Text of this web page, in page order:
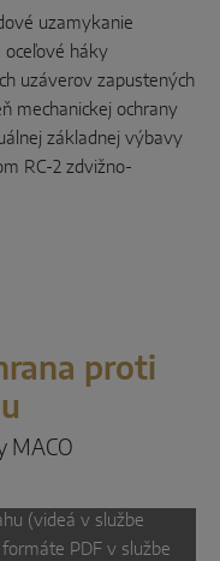
uzamykanie
oceľové háky
uzáverov zapustených
mechanickej ochrany
základnej výbavy
RC-2 zdvižno-
proti
MACO
(videá v službe
PDF v službe